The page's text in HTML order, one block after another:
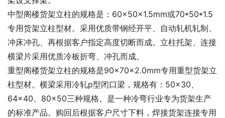
中型阁楼货架立柱的规格是：60×50×1.5mm或70*50*1.5
专用货架立柱型材。采用优质带钢经开平、自动轧机轧制、
冲床冲孔、再根据客户指定高度切断而成。立柱托架、连接
横梁片采用优质冷板折弯、冲孔而成。
重型阁楼货架立柱的规格是90×70×2.0mm专用重型货架立
柱型材。横梁采用冷轧p型闭口梁，规格有：50×30、
64×40、80×50三种规格。是一种冷弯行业专为货架生产
的标准产品。购回后根据客户尺寸下料，焊接货架连接专用